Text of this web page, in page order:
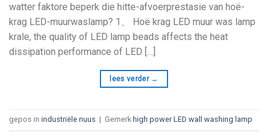
watter faktore beperk die hitte-afvoerprestasie van hoë-
krag LED-muurwaslamp? 1、 Hoë krag LED muur was lamp
krale, the quality of LED lamp beads affects the heat
dissipation performance of LED […]
lees verder →
gepos in industriële nuus | Gemerk high power LED wall washing lamp